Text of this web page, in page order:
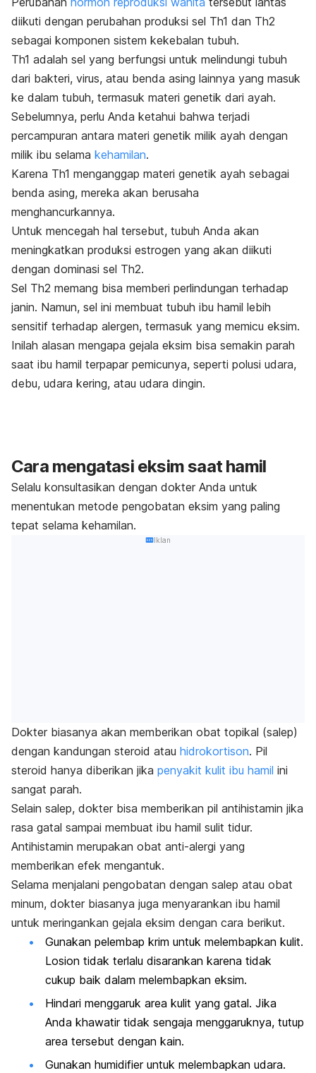
diikuti dengan perubahan produksi sel Th1 dan Th2
sebagai komponen sistem kekebalan tubuh.
Th1 adalah sel yang berfungsi untuk melindungi tubuh
dari bakteri, virus, atau benda asing lainnya yang masuk
ke dalam tubuh, termasuk materi genetik dari ayah.
Sebelumnya, perlu Anda ketahui bahwa terjadi
percampuran antara materi genetik milik ayah dengan
milik ibu selama kehamilan.
Karena Th1 menganggap materi genetik ayah sebagai
benda asing, mereka akan berusaha
menghancurkannya.
Untuk mencegah hal tersebut, tubuh Anda akan
meningkatkan produksi estrogen yang akan diikuti
dengan dominasi sel Th2.
Sel Th2 memang bisa memberi perlindungan terhadap
janin. Namun, sel ini membuat tubuh ibu hamil lebih
sensitif terhadap alergen, termasuk yang memicu eksim.
Inilah alasan mengapa gejala eksim bisa semakin parah
saat ibu hamil terpapar pemicunya, seperti polusi udara,
debu, udara kering, atau udara dingin.
Cara mengatasi eksim saat hamil
Selalu konsultasikan dengan dokter Anda untuk
menentukan metode pengobatan eksim yang paling
tepat selama kehamilan.
Iklan
Dokter biasanya akan memberikan obat topikal (salep)
dengan kandungan steroid atau hidrokortison. Pil
steroid hanya diberikan jika penyakit kulit ibu hamil ini
sangat parah.
Selain salep, dokter bisa memberikan pil antihistamin jika
rasa gatal sampai membuat ibu hamil sulit tidur.
Antihistamin merupakan obat anti-alergi yang
memberikan efek mengantuk.
Selama menjalani pengobatan dengan salep atau obat
minum, dokter biasanya juga menyarankan ibu hamil
untuk meringankan gejala eksim dengan cara berikut.
Gunakan pelembap krim untuk melembapkan kulit.
Losion tidak terlalu disarankan karena tidak
cukup baik dalam melembapkan eksim.
Hindari menggaruk area kulit yang gatal. Jika
Anda khawatir tidak sengaja menggaruknya, tutup
area tersebut dengan kain.
Gunakan humidifier untuk melembapkan udara.